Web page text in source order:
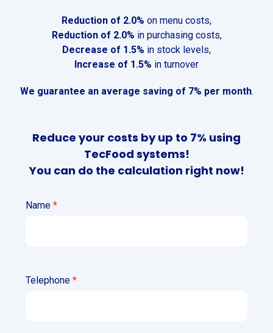
Reduction of 2.0% on menu costs,
Reduction of 2.0% in purchasing costs,
Decrease of 1.5% in stock levels,
Increase of 1.5% in turnover
We guarantee an average saving of 7% per month.
Reduce your costs by up to 7% using
TecFood systems!
You can do the calculation right now!
Name
Telephone